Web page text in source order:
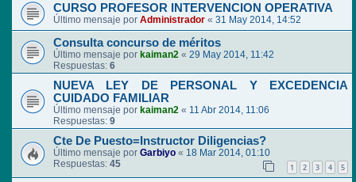
CURSO PROFESOR INTERVENCION OPERATIVA
Último mensaje por Administrador « 31 May 2014, 14:52
Consulta concurso de méritos
Último mensaje por kaiman2 « 29 May 2014, 11:42
Respuestas: 6
NUEVA LEY DE PERSONAL Y EXCEDENCIA
CUIDADO FAMILIAR
Último mensaje por kaiman2 « 11 Abr 2014, 11:06
Respuestas: 9
Cte De Puesto=Instructor Diligencias?
Último mensaje por Garbiyo « 18 Mar 2014, 01:10
Respuestas: 45 1 2 3 4 5